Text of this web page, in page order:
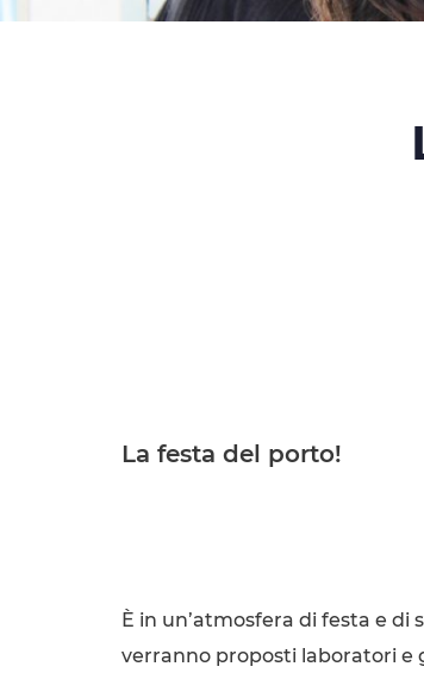
La festa del porto!
È in un’atmosfera di festa e
verranno proposti laboratori e